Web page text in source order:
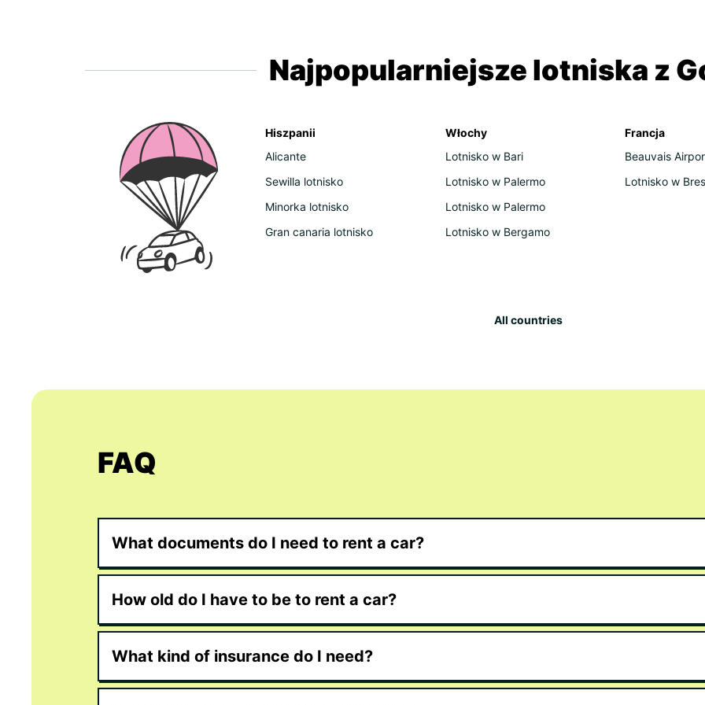
targi
Najpopularniejsze lotniska z
Hiszpanii
Alicante
Sewilla lotnisko
Minorka lotnisko
Gran canaria lotnisko
Włochy
Lotnisko w Bari
Lotnisko w Palermo
Lotnisko w Palermo
Lotnisko w Bergamo
Francja
Beauvais
Lotnisko w
All countries
FAQ
What documents do I need to rent a car?
How old do I have to be to rent a car?
What kind of insurance do I need?